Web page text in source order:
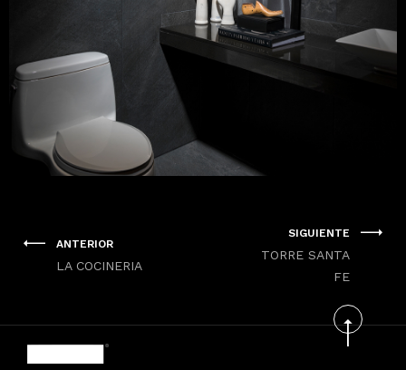
ANTERIOR
LA COCINERIA
SIGUIENTE
TORRE SANTA
FE